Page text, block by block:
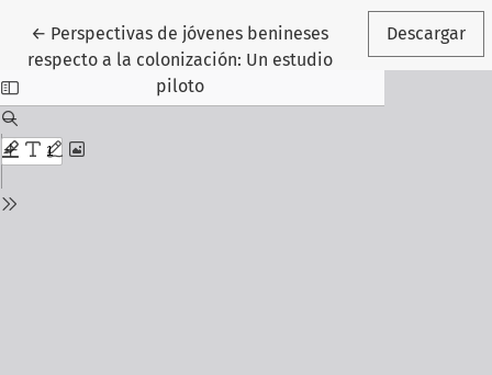
← Volver a los detalles del artículo
Perspectivas de jóvenes benineses
respecto a la colonización: Un estudio
piloto
Descargar